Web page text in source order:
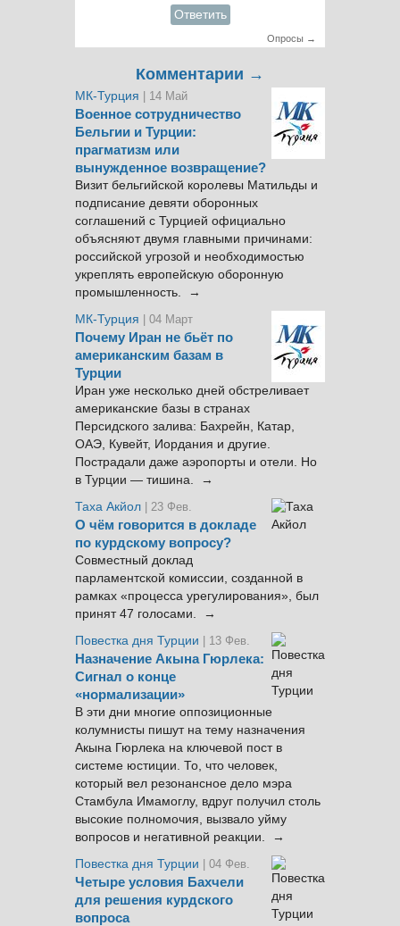
Ответить
Опросы →
Комментарии →
МК-Турция | 14 Май
Военное сотрудничество
Бельгии и Турции:
прагматизм или
вынужденное возвращение?
Визит бельгийской королевы Матильды и
подписание девяти оборонных
соглашений с Турцией официально
объясняют двумя главными причинами:
российской угрозой и необходимостью
укреплять европейскую оборонную
промышленность. →
МК-Турция
| 04 Март
Почему Иран не бьёт по
американским базам в
Турции
Иран уже несколько дней обстреливает
американские базы в странах
Персидского залива: Бахрейн, Катар,
ОАЭ, Кувейт, Иордания и другие.
Пострадали даже аэропорты и отели. Но
в Турции — тишина. →
Таха Акйол | 23 Фев.
О чём говорится в докладе
по курдскому вопросу?
Совместный доклад
парламентской комиссии, созданной в
рамках «процесса урегулирования», был
принят 47 голосами. →
Повестка дня Турции
| 13 Фев.
Назначение Акына Гюрлека:
Сигнал о конце
«нормализации»
В эти дни многие оппозиционные
колумнисты пишут на тему назначения
Акына Гюрлека на ключевой пост в
системе юстиции. То, что человек,
который вел резонансное дело мэра
Стамбула Имамоглу, вдруг получил столь
высокие полномочия, вызвало уйму
вопросов и негативной реакции. →
Повестка дня Турции
| 04 Фев.
Четыре условия Бахчели
для решения курдского
вопроса